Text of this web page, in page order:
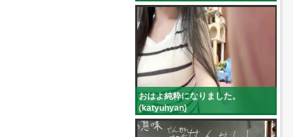
おはよ純粋になりました。
(katyuhyan)